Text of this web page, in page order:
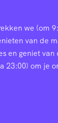
we (om
van de
en geniet
23:00) om je